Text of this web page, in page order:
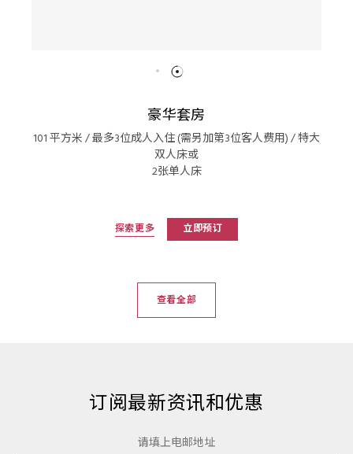
豪华套房
101 平方米 / 最多3位成人入住 (需另加第3位客人费用) / 特大
双人床或
2张单人床
探索更多 立即预订
查看全部
订阅最新资讯和优惠